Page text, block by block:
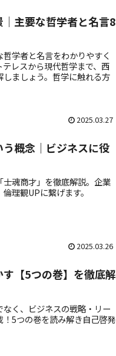
主要な哲学者と名言8
学者と名言をわかりやすく
レスから現代哲学まで、西
ましょう。哲学に触れる方
2025.03.27
う概念｜ビジネスに役
魂商才」を徹底解説。企業
理観UPに繋げます。
2025.03.26
【5つの巻】を徹底解
く、ビジネスの戦略・リー
5つの巻を読み解き自己啓発